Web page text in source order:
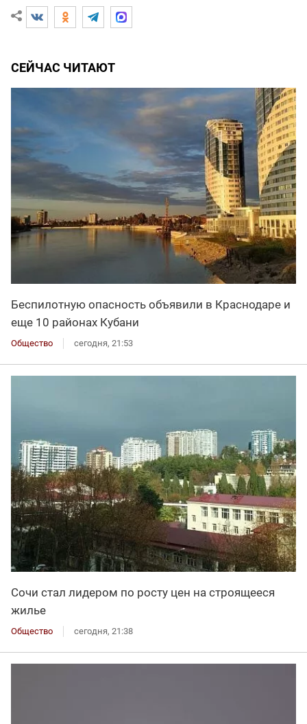
СЕЙЧАС ЧИТАЮТ
Беспилотную опасность объявили в Краснодаре и
еще 10 районах Кубани
Общество сегодня, 21:53
Сочи стал лидером по росту цен на строящееся
жилье
Общество сегодня, 21:38